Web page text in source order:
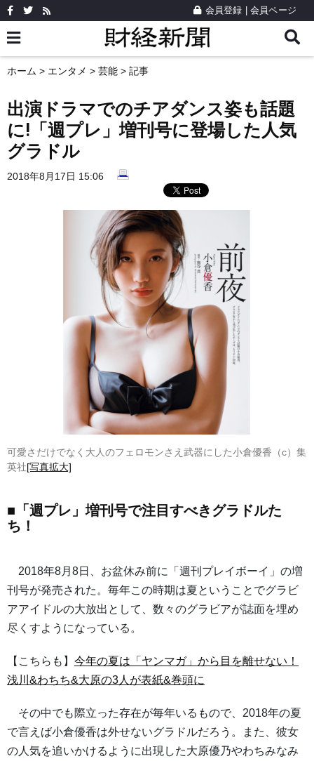
会員登録 会員ページ
ホーム > エンタメ > 芸能 > 記事
出演ドラマでのチアダンス姿も話題
に!「週プレ」増刊号に登場した人気
グラドル
2018年8月17日 15:06
可愛さだけでなく大人のフェロモンさえ武器にした小倉優香（c）集
英社[写真拡大]
■「週プレ」増刊号で注目すべきグラドルた
ち！
2018年8月8日、お盆休み前に「週刊プレイボーイ」の増
刊号が発売された。毎年この時期は夏ということでグラビ
アアイドルの大放出として、数々のグラビアが誌面を埋め
尽くすようになっている。
【こちらも】 今年の夏は「ヤンマガ」から目を離せない！
浅川&わちち&大原の3人が表紙&巻頭に
その中でも際立った存在が毎年いるもので、2018年の夏
で言えば小倉優香は外せないグラドルだろう。また、彼女
の人気を追いかけるように出現した大原優乃やわちみなみ